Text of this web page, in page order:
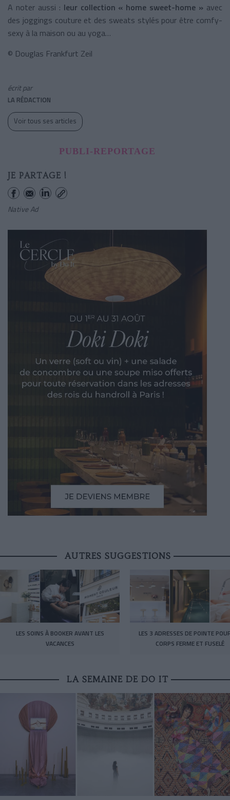
A noter aussi : leur collection « home sweet-home » avec
des joggings couture et des sweats stylés pour être comfy-
sexy à la maison ou au yoga…
© Douglas Frankfurt Zeil
écrit par
LA RÉDACTION
Voir tous ses articles
PUBLI-REPORTAGE
JE PARTAGE !
Native Ad
AUTRES SUGGESTIONS
LES SOINS À BOOKER AVANT LES
VACANCES
LES 3 ADRESSES DE POINTE
CORPS FERME ET FUSELÉ
LA SEMAINE DE DO IT